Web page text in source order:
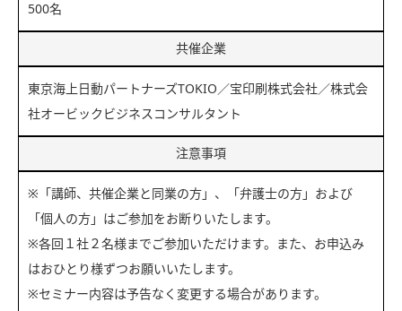
500名
共催企業
東京海上日動パートナーズTOKIO／宝印刷株式会社／株式会
社オービックビジネスコンサルタント
注意事項
※「講師、共催企業と同業の方」、「弁護士の方」および
「個人の方」はご参加をお断りいたします。
※各回１社２名様までご参加いただけます。また、お申込み
はおひとり様ずつお願いいたします。
※セミナー内容は予告なく変更する場合があります。